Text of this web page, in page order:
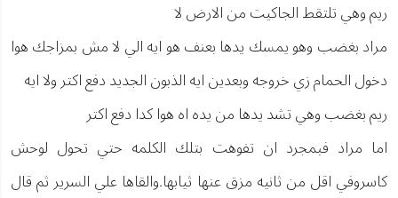
ريم وهي تلتقط الجاكيت من الارض لا
مراد بغضب وهو يمسك يدها بعنف هو ايه الي لا مش بمزاجك هوا
دخول الحمام زي خروجه وبعدين ايه الذبون الجديد دفع اكتر ولا ايه
ريم بغضب وهي تشد يدها من يده اه هوا كدا دفع اكتر
اما مراد فبمجرد ان تفوهت بتلك الكلمه حتي تحول لوحش
كاسروفي اقل من ثانيه مزق عنها ثيابها.والقاها علي السرير ثم قال